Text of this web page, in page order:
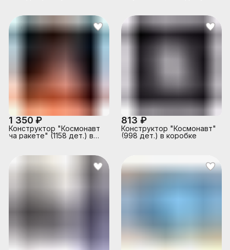
1 350 ₽
Конструктор "Космонавт
на ракете" (1158 дет.) в
813 ₽
Конструктор "Космонавт"
(998 дет.) в коробке